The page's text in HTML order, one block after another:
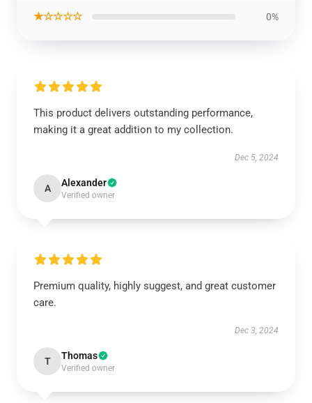
★☆☆☆☆ 0%
This product delivers outstanding performance,
making it a great addition to my collection.
Dec 5, 2024
A Alexander
Verified owner
Premium quality, highly suggest, and great customer
care.
Dec 3, 2024
T Thomas
Verified owner